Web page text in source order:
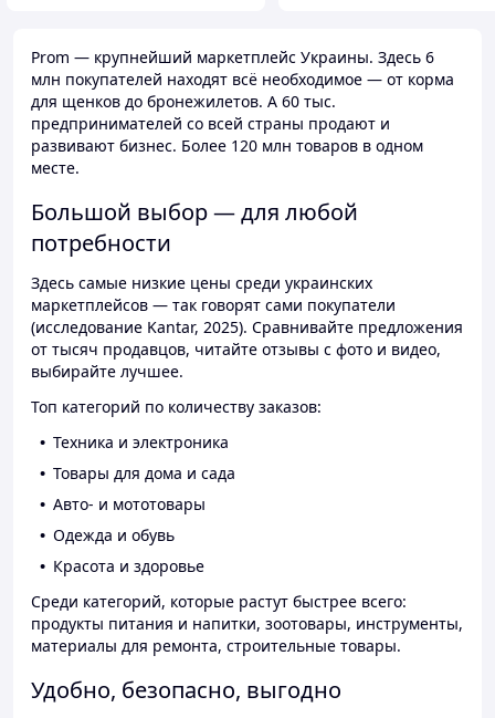
Prom — крупнейший маркетплейс Украины. Здесь 6
млн покупателей находят всё необходимое — от корма
для щенков до бронежилетов. А 60 тыс.
предпринимателей со всей страны продают и
развивают бизнес. Более 120 млн товаров в одном
месте.
Большой выбор — для любой
потребности
Здесь самые низкие цены среди украинских
маркетплейсов — так говорят сами покупатели
(исследование Kantar, 2025). Сравнивайте предложения
от тысяч продавцов, читайте отзывы с фото и видео,
выбирайте лучшее.
Топ категорий по количеству заказов:
Техника и электроника
Товары для дома и сада
Авто- и мототовары
Одежда и обувь
Красота и здоровье
Среди категорий, которые растут быстрее всего:
продукты питания и напитки, зоотовары, инструменты,
материалы для ремонта, строительные товары.
Удобно, безопасно, выгодно